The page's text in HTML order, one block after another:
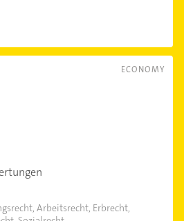
ECONOMY
Arbeitsrecht, Erbrecht,